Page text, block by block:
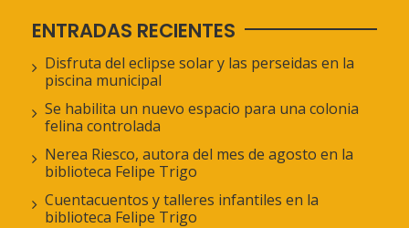
ENTRADAS RECIENTES
Disfruta del eclipse solar y las perseidas en la
piscina municipal
Se habilita un nuevo espacio para una colonia
felina controlada
Nerea Riesco, autora del mes de agosto en la
biblioteca Felipe Trigo
Cuentacuentos y talleres infantiles en la
biblioteca Felipe Trigo